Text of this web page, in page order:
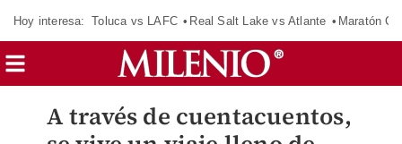
Hoy interesa: Toluca vs LAFC Real Salt Lake vs Atlante Maratón
A través de cuentacuentos,